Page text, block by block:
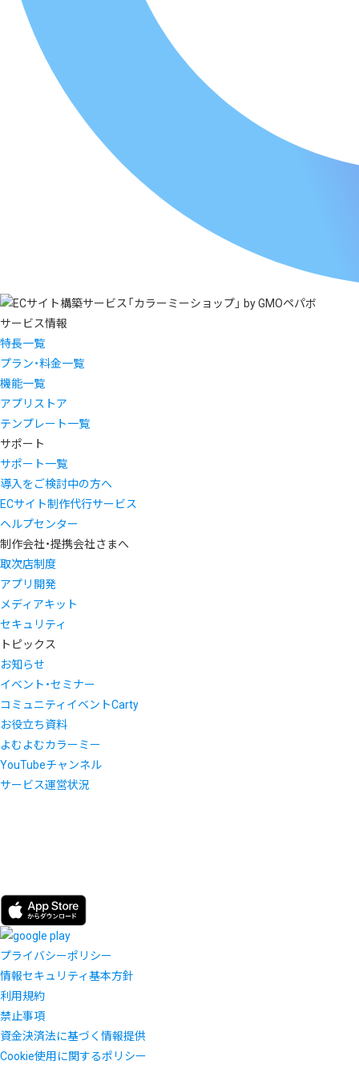
サービス情報
特長一覧
プラン・料金一覧
機能一覧
アプリストア
テンプレート一覧
サポート
サポート一覧
導入をご検討中の方へ
ECサイト制作代行サービス
ヘルプセンター
制作会社・提携会社さまへ
取次店制度
アプリ開発
メディアキット
セキュリティ
トピックス
お知らせ
イベント・セミナー
コミュニティイベントCarty
お役立ち資料
よむよむカラーミー
YouTubeチャンネル
サービス運営状況
プライバシーポリシー
情報セキュリティ基本方針
利用規約
禁止事項
資金決済法に基づく情報提供
Cookie使用に関するポリシー